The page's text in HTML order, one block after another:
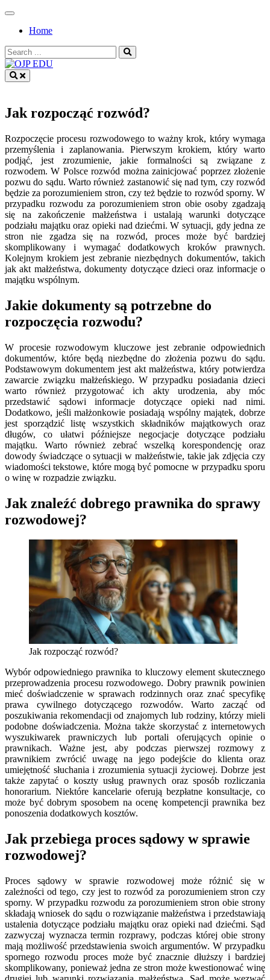
Skip
contentHome
Search
for:
Jak rozpocząć rozwód?
Rozpoczęcie procesu rozwodowego to ważny krok, który wymaga
przemyślenia i zaplanowania. Pierwszym krokiem, który warto
podjąć, jest zrozumienie, jakie formalności są związane z
rozwodem. W Polsce rozwód można zainicjować poprzez złożenie
pozwu do sądu. Warto również zastanowić się nad tym, czy rozwód
będzie za porozumieniem stron, czy też będzie to rozwód sporny. W
przypadku rozwodu za porozumieniem stron obie osoby zgadzają
się na zakończenie małżeństwa i ustalają warunki dotyczące
podziału majątku oraz opieki nad dziećmi. W sytuacji, gdy jedna ze
stron nie zgadza się na rozwód, proces może być bardziej
skomplikowany i wymagać dodatkowych kroków prawnych.
Kolejnym krokiem jest zebranie niezbędnych dokumentów, takich
jak akt małżeństwa, dokumenty dotyczące dzieci oraz informacje o
majątku wspólnym.
Jakie dokumenty są potrzebne do
rozpoczęcia rozwodu?
W procesie rozwodowym kluczowe jest zebranie odpowiednich
dokumentów, które będą niezbędne do złożenia pozwu do sądu.
Podstawowym dokumentem jest akt małżeństwa, który potwierdza
zawarcie związku małżeńskiego. W przypadku posiadania dzieci
warto również przygotować ich akty urodzenia, aby móc
przedstawić sądowi informacje dotyczące opieki nad nimi.
Dodatkowo, jeśli małżonkowie posiadają wspólny majątek, dobrze
jest sporządzić listę wszystkich składników majątkowych oraz
długów, co ułatwi późniejsze negocjacje dotyczące podziału
majątku. Warto również zebrać wszelką korespondencję oraz
dowody świadczące o sytuacji w małżeństwie, takie jak zdjęcia czy
wiadomości tekstowe, które mogą być pomocne w przypadku sporu
o winę w rozpadzie związku.
Jak znaleźć dobrego prawnika do sprawy
rozwodowej?
Jak rozpocząć rozwód?
Wybór odpowiedniego prawnika to kluczowy element skutecznego
przeprowadzenia procesu rozwodowego. Dobry prawnik powinien
mieć doświadczenie w sprawach rodzinnych oraz znać specyfikę
prawa cywilnego dotyczącego rozwodów. Warto zacząć od
poszukiwania rekomendacji od znajomych lub rodziny, którzy mieli
podobne doświadczenia. Można także skorzystać z internetowych
wyszukiwarek prawniczych lub portali oferujących opinie o
prawnikach. Ważne jest, aby podczas pierwszej rozmowy z
prawnikiem zwrócić uwagę na jego podejście do klienta oraz
umiejętność słuchania i zrozumienia sytuacji życiowej. Dobrze jest
także zapytać o koszty usług prawnych oraz sposób rozliczania
honorarium. Niektóre kancelarie oferują bezpłatne konsultacje, co
może być dobrym sposobem na ocenę kompetencji prawnika bez
ponoszenia dodatkowych kosztów.
Jak przebiega proces sądowy w sprawie
rozwodowej?
Proces sądowy w sprawie rozwodowej może różnić się w
zależności od tego, czy jest to rozwód za porozumieniem stron czy
sporny. W przypadku rozwodu za porozumieniem stron obie strony
składają wniosek do sądu o rozwiązanie małżeństwa i przedstawiają
ustalenia dotyczące podziału majątku oraz opieki nad dziećmi. Sąd
zazwyczaj wyznacza termin rozprawy, podczas której obie strony
mają możliwość przedstawienia swoich argumentów. W przypadku
spornego rozwodu proces może być znacznie dłuższy i bardziej
skomplikowany, ponieważ jedna ze stron może kwestionować winę